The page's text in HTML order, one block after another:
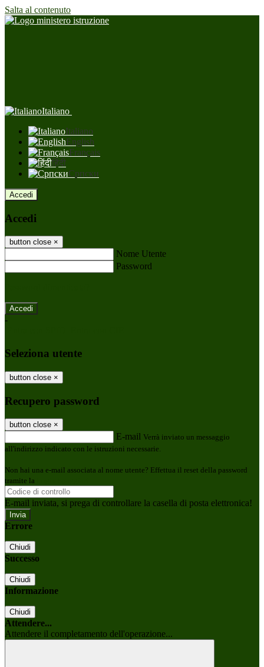
Salta al contenuto
Italiano
Italiano
English
Français
हिंदी
Српски
Accedi
Accedi
button close ×
Nome Utente
Password
-
Seleziona utente
button close ×
Recupero password
button close ×
E-mail Verrà inviato un messaggio
all'indirizzo indicato con le istruzioni necessarie.
Non hai una e-mail associata al nome utente? Effettua il reset della password
tramite la
E-mail inviata, si prega di controllare la casella di posta elettronica!
Errore
Chiudi
Successo
Chiudi
Informazione
Chiudi
Attendere...
Attendere il completamento dell'operazione...